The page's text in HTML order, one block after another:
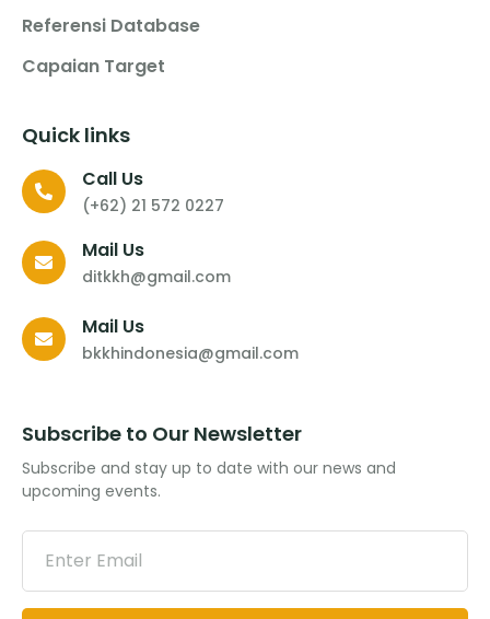
Referensi Database
Capaian Target
Quick links
Call Us
(+62) 21 572 0227
Mail Us
ditkkh@gmail.com
Mail Us
bkkhindonesia@gmail.com
Subscribe to Our Newsletter
Subscribe and stay up to date with our news and
upcoming events.